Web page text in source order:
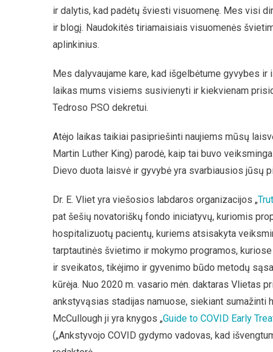
ir dalytis, kad padėtų šviesti visuomenę. Mes visi
ir blogį. Naudokitės tiriamaisiais visuomenės
aplinkinius.
Mes dalyvaujame kare, kad išgelbėtume gyvybes
laikas mums visiems susivienyti ir kiekvienam
Tedroso PSO dekretui.
Atėjo laikas taikiai pasipriešinti naujiems mūsų
Martin Luther King) parodė, kaip tai buvo
Dievo duota laisvė ir gyvybė yra svarbiausios jūsų
Dr. E. Vliet yra viešosios labdaros organizacijos „
pat šešių novatoriškų fondo iniciatyvų, kuriomis
hospitalizuotų pacientų, kuriems atsisakyta
tarptautinės švietimo ir mokymo programos,
ir sveikatos, tikėjimo ir gyvenimo būdo metodų
kūrėja. Nuo 2020 m. vasario mėn. daktaras Vlietas
ankstyvąsias stadijas namuose, siekiant sumažinti
McCullough ji yra knygos „Guide to COVID Early
(„Ankstyvojo COVID gydymo vadovas, kad